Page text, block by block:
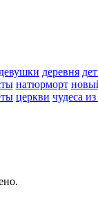
девушки деревня
натюрморт
церкви чудеса